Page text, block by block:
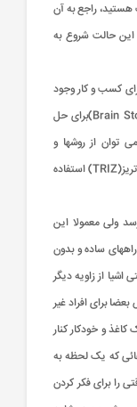
هستید، راجع ‌به آن
این حالت شروع به
کسب و کار وجود
دارد.از آن جمله استفاده از طوفان فکری (Brain Storming)برای حل
توان از روشها و
تکنیکهای خلاقیت استفاده نمود و حتی از تکنیکهای تریز(TRIZ) استفاده
ولی معمولا این
ساده و بدون
اشیا از زاویه دیگر
برای افراد غیر
و خودکار کنار
که یک لحظه به
را برای فکر کردن